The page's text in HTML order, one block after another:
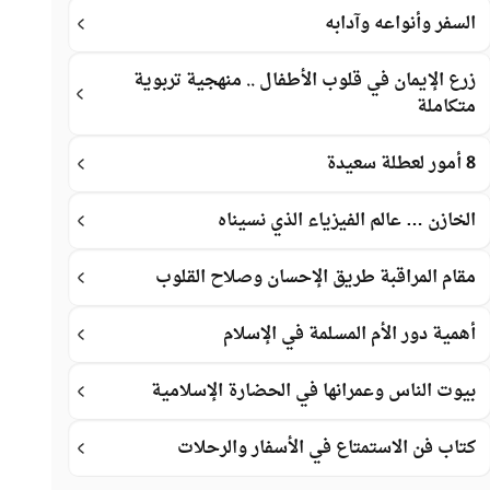
السفر وأنواعه وآدابه
زرع الإيمان في قلوب الأطفال .. منهجية تربوية
متكاملة
8 أمور لعطلة سعيدة
الخازن … عالم الفيزياء الذي نسيناه
مقام المراقبة طريق الإحسان وصلاح القلوب
أهمية دور الأم المسلمة في الإسلام
بيوت الناس وعمرانها في الحضارة الإسلامية
كتاب فن الاستمتاع في الأسفار والرحلات